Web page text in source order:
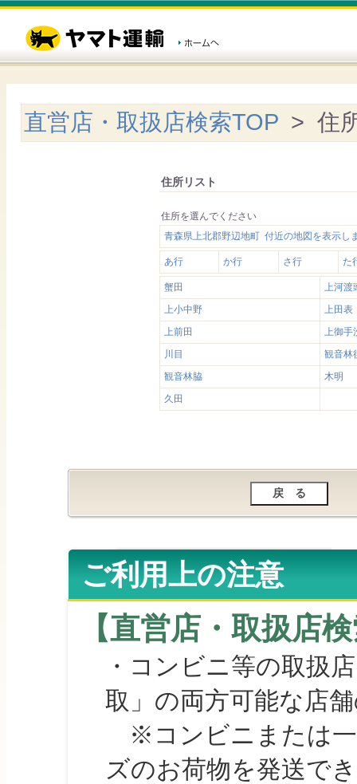
直営店・取扱店検索TOP > 住
住所リスト
住所を選んでください
青森県上北郡野辺地町 付近の地図を表示し
あ行 か行 さ行 た
蟹田
上河渡
上小中野
上田表
上前田
上御手
川目
観音林
観音林脇
木明
久田
ご利用上の注意
【直営店・取扱店
・コンビニ等の取扱
取」の両方可能な店
※コンビニまたは一
ズのお荷物を発送で